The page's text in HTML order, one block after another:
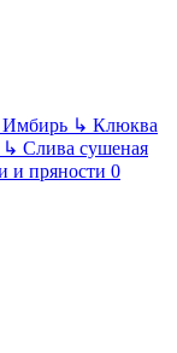
Имбирь ↳ Клюква
↳ Слива сушеная